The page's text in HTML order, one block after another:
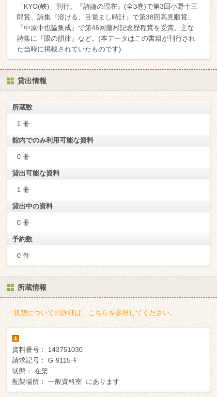
「KYO(峡)」刊行。『詩論の現在』(全3巻)で第3回小野十三
郎賞、詩集『溶ける、目覚まし時計』で第38回高見順賞、
『中原中也論集成』で第46回藤村記念歴程賞を受賞。主な
詩集に『眼の韻律』など。(本データはこの書籍が刊行され
た当時に掲載されていたものです)
貸出情報
所蔵数
1 冊
館内でのみ利用可能な資料
0 冊
貸出可能な資料
1 冊
貸出中の資料
0 冊
予約数
0 件
所蔵情報
状態についての詳細は、こちらを参照してください。
1
資料番号：
143751030
請求記号：
G-9115-ｷ
状態：
在架
配架場所：
一般資料室 にあります